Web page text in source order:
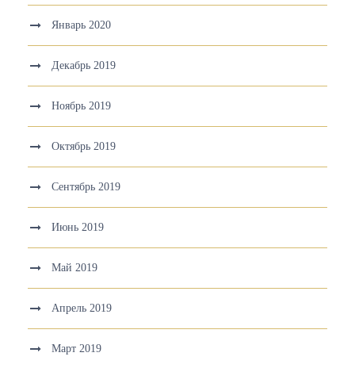
Январь 2020
Декабрь 2019
Ноябрь 2019
Октябрь 2019
Сентябрь 2019
Июнь 2019
Май 2019
Апрель 2019
Март 2019